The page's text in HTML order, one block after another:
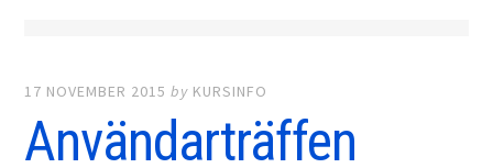
17 NOVEMBER 2015 by KURSINFO
Användarträffen